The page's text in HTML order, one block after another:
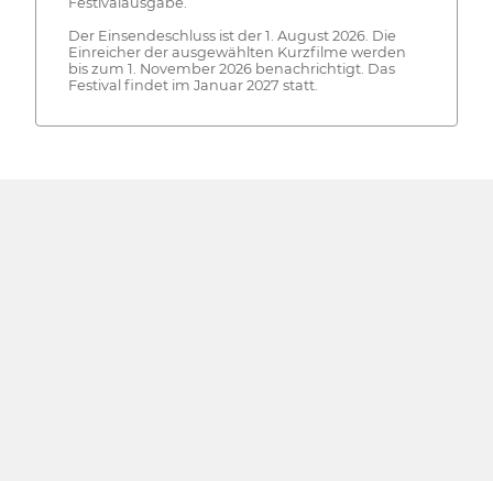
Der Einsendeschluss ist der 1. August 2026. Die
Einreicher der ausgewählten Kurzfilme werden
bis zum 1. November 2026 benachrichtigt. Das
Festival findet im Januar 2027 statt.